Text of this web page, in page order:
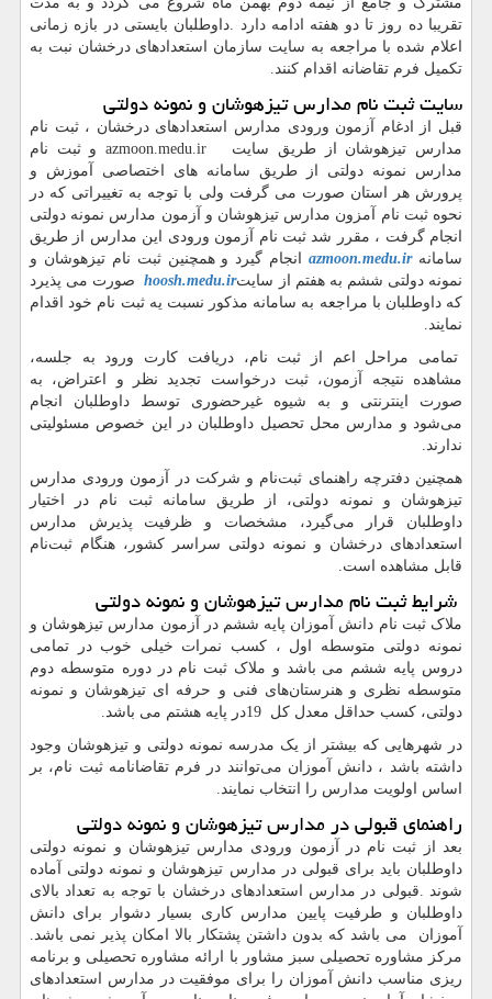
تقریبا ده روز تا دو هفته ادامه دارد
داوطلبان بایستی در بازه زمانی
اعلام شده با مراجعه به سایت سازمان استعدادهای درخشان نبت به
تکمیل فرم تقاضانه اقدام کنند
سایت ثبت نام مدارس تیزهوشان و نمونه دولتی
قبل از ادغام آزمون ورودی مدارس استعدادهای درخشان ، ثبت نام
مدارس تیزهوشان از طریق سایت
azmoon.medu.irو ثبت نام
مدارس نمونه دولتی از طریق سامانه های اختصاصی آموزش و
پرورش هر استان صورت می گرفت ولی با توجه به تغییراتی که در
نحوه ثبت نام آمزون مدارس تیزهوشان و آزمون مدارس نمونه دولتی
انجام گرفت ، مقرر شد ثبت نام آزمون ورودی این مدارس از طریق
سامانهazmoon.medu.irانجام گیرد و همچنین ثبت نام تیزهوشان و
نمونه دولتی ششم به هفتم از سایتhoosh.medu.irصورت می پذیرد
که داوطلبان با مراجعه به سامانه مذکور نسبت یه ثبت نام خود اقدام
نمایند.
تمامی مراحل اعم از ثبت ‌نام، دریافت کارت ورود به جلسه،
مشاهده نتیجه آزمون، ثبت درخواست تجدید نظر و اعتراض، به‌
صورت اینترنتی و به شیوه غیرحضوری توسط داوطلبان انجام
می‌شود و مدارس محل تحصیل داوطلبان در این خصوص مسئولیتی
ندارند.
همچنین دفترچه راهنمای ثبت‌نام و شرکت در آزمون ورودی مدارس
تیزهوشان و نمونه دولتی، از طریق سامانه ثبت ‌نام در اختیار
داوطلبان قرار می‌گیرد، مشخصات و ظرفیت پذیرش مدارس
استعدادهای درخشان و نمونه دولتی سراسر کشور، هنگام ثبت‌نام
قابل‌ مشاهده است.
شرایط ثبت ‌نام مدارس تیزهوشان و نمونه دولتی
ملاک ثبت ‌نام دانش آموزان پایه ششم در آزمون مدارس تیزهوشان و
نمونه دولتی متوسطه اول ، کسب نمرات خیلی خوب در تمامی
دروس پایه ششم می باشد و ملاک ثبت نام در دوره متوسطه دوم
متوسطه نظری و هنرستان‌های فنی و حرفه ‌ای تیزهوشان و نمونه
دولتی، کسب حداقل معدل کل 19در پایه هشتم می باشد.
در شهرهایی که بیشتر از یک مدرسه نمونه دولتی و تیزهوشان وجود
داشته باشد ، دانش آموزان می‌توانند در فرم تقاضانامه ثبت ‌نام، بر
اساس اولویت مدارس را انتخاب نمایند.
راهنمای قبولی در مدارس تیزهوشان و نمونه دولتی
بعد از ثبت نام در آزمون ورودی مدارس تیزهوشان و نمونه دولتی
داوطلبان باید برای قبولی در مدارس تیزهوشان و نمونه دولتی آماده
شوند
قبولی در مدارس استعدادهای درخشان با توجه به تعداد بالای
داوطلبان و طرفیت پایین مدارس کاری بسیار دشوار برای دانش
آموزان می باشد که بدون داشتن پشتکار بالا امکان پذیر نمی باشد
مرکز مشاوره تحصیلی سبز مشاور با ارائه مشاوره تحصیلی و برنامه
ریزی مناسب دانش آموزان را برای موفقیت در مدارس استعدادهای